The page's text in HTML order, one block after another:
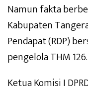
Namun fakta
Kabupaten
Pendapat (RDP)
pengelola THM 126.
Ketua Komisi I